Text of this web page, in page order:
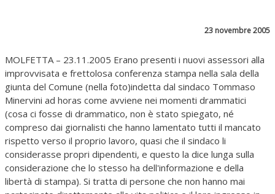
23 novembre 2005
MOLFETTA – 23.11.2005 Erano presenti i nuovi assessori alla
improvvisata e frettolosa conferenza stampa nella sala della
giunta del Comune (nella foto)indetta dal sindaco Tommaso
Minervini ad horas come avviene nei momenti drammatici
(cosa ci fosse di drammatico, non è stato spiegato, né
compreso dai giornalisti che hanno lamentato tutti il mancato
rispetto verso il proprio lavoro, quasi che il sindaco li
considerasse propri dipendenti, e questo la dice lunga sulla
considerazione che lo stesso ha dell'informazione e della
libertà di stampa). Si tratta di persone che non hanno mai